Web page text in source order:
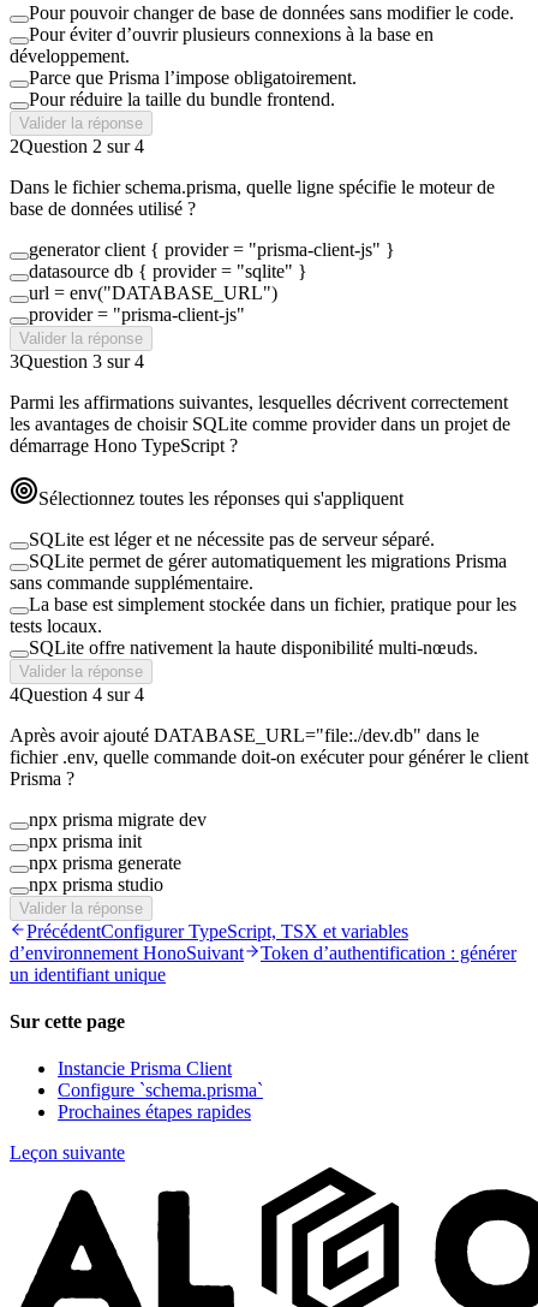
Pour pouvoir changer de base de données sans modifier le code.
Pour éviter d’ouvrir plusieurs connexions à la base en
développement.
Parce que Prisma l’impose obligatoirement.
Pour réduire la taille du bundle frontend.
Valider la réponse
2Question 2 sur4
Dans le fichier schema.prisma, quelle ligne spécifie le moteur de
base de données utilisé ?
generator client { provider = "prisma-client-js" }
datasource db { provider = "sqlite" }
url = env("DATABASE_URL")
provider = "prisma-client-js"
Valider la réponse
3Question 3 sur4
Parmi les affirmations suivantes, lesquelles décrivent correctement
les avantages de choisir SQLite comme provider dans un projet de
démarrage Hono TypeScript ?
Sélectionnez toutes les réponses qui s'appliquent
SQLite est léger et ne nécessite pas de serveur séparé.
SQLite permet de gérer automatiquement les migrations Prisma
sans commande supplémentaire.
La base est simplement stockée dans un fichier, pratique pour les
tests locaux.
SQLite offre nativement la haute disponibilité multi-nœuds.
Valider la réponse
4Question 4 sur4
Après avoir ajouté DATABASE_URL="file:./dev.db" dans le
fichier .env, quelle commande doit-on exécuter pour générer le client
Prisma ?
npx prisma migrate dev
npx prisma init
npx prisma generate
npx prisma studio
Valider la réponse
PrécédentConfigurer TypeScript, TSX et variables
d’environnement HonoSuivant
Token d’authentification : générer
un identifiant unique
Sur cette page
Instancie Prisma Client
Configure `schema.prisma`
Prochaines étapes rapides
Leçon suivante